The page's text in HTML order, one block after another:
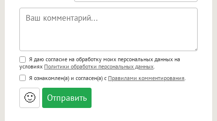
Поддержка HTML
<b>, <strong>, <u>, <i>, <em>, <s>, <big>,
<small>, <sup>, <sub>, <pre>, <ul>, <ol>, <li>,
<blockquote>, <code> экранирует HTML,
адреса URL автоматически становятся
ссылками, и [img]адрес[/img] будет
Я даю согласие на обработку моих персональных данных на
условиях Политики обработки персональных данных
Я ознакомлен(а) и согласен(а) с Правилами комментирования
🙂